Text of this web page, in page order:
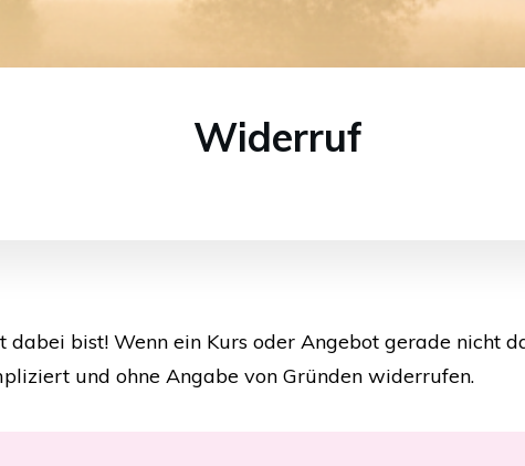
Widerruf
dabei bist! Wenn ein Kurs oder Angebot gerade nicht
und ohne Angabe von Gründen widerrufen.